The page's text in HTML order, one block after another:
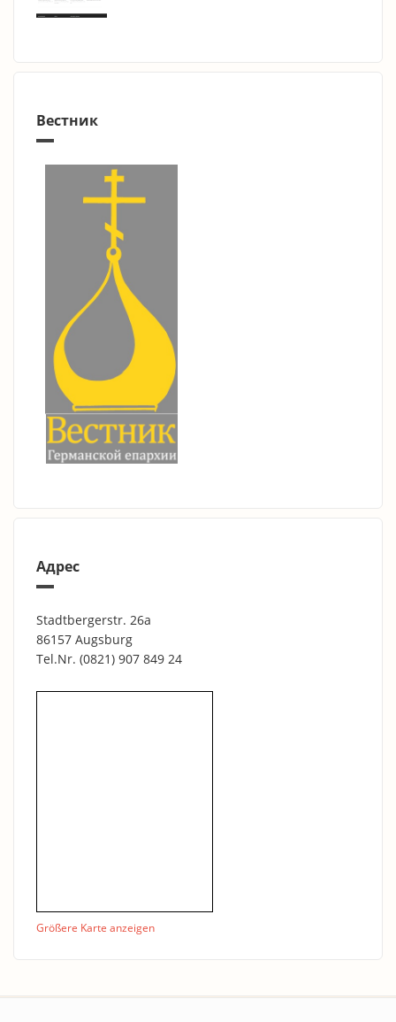
Вестник
Адрес
Stadtbergerstr. 26a
86157 Augsburg
Tel.Nr. (0821) 907 849 24
Größere Karte anzeigen